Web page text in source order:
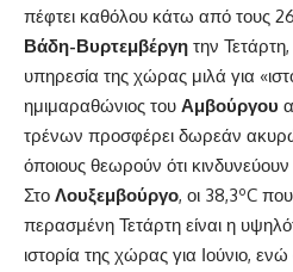
πέφτει καθόλου κάτω από τους
Βάδη-Βυρτεμβέργη την
υπηρεσία της χώρας μιλά για
ημιμαραθώνιος του Αμβούργου
τρένων προσφέρει δωρεάν
όποιους θεωρούν ότι
Στο Λουξεμβούργο, οι 38,3ºC
περασμένη Τετάρτη είναι η
ιστορία της χώρας για Ιούνιο, ενώ